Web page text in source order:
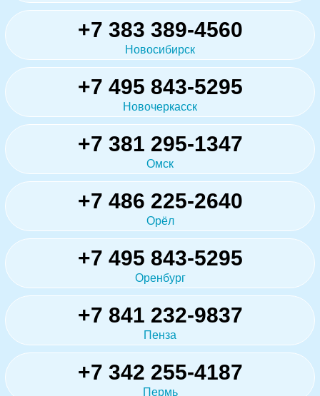
+7 383 389-4560
Новосибирск
+7 495 843-5295
Новочеркасск
+7 381 295-1347
Омск
+7 486 225-2640
Орёл
+7 495 843-5295
Оренбург
+7 841 232-9837
Пенза
+7 342 255-4187
Пермь